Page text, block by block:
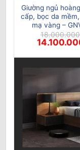
Giường ngủ
cấp, bọc da
mạ vàng –
18.000.000
Giá
gốc
là: